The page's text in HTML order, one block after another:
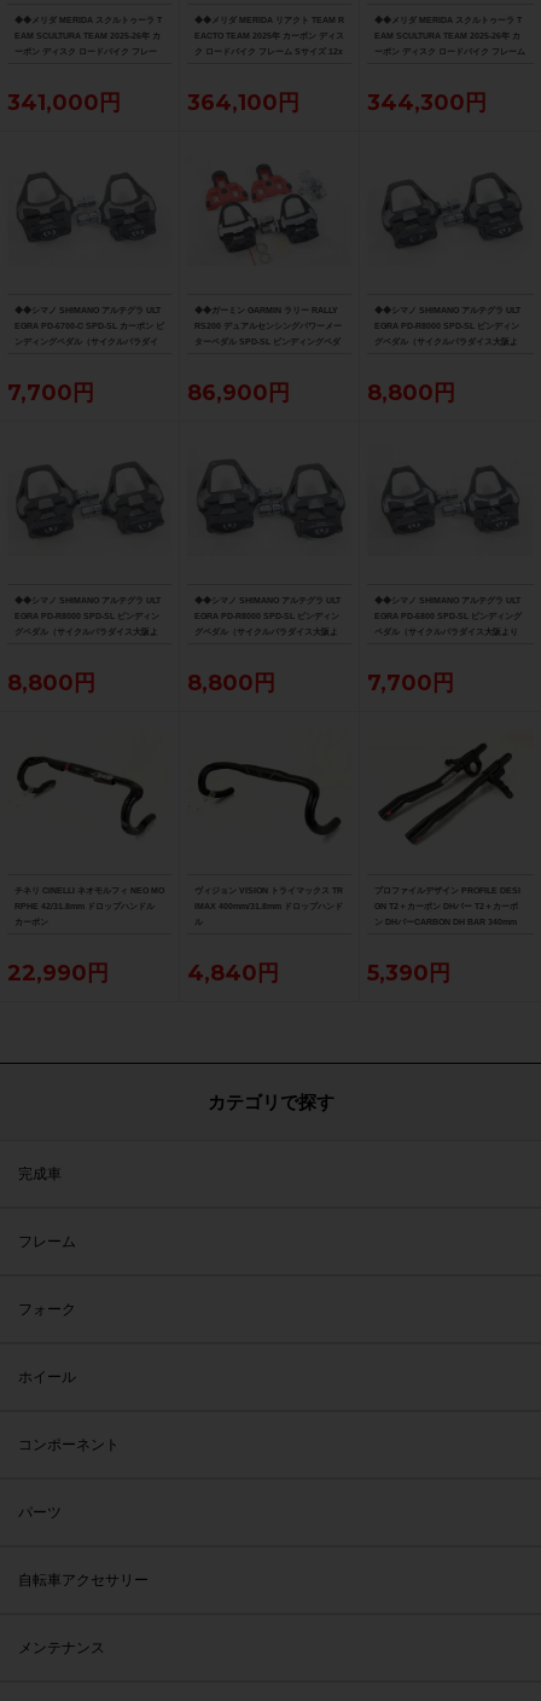
◆◆メリダ MERIDA スクルトゥーラ T
EAM SCULTURA TEAM 2025-26年 カ
ーボン ディスク ロードバイク フレー
341,000円
◆◆メリダ MERIDA リアクト TEAM R
EACTO TEAM 2025年 カーボン ディス
ク ロードバイク フレーム Sサイズ 12x
364,100円
◆◆メリダ MERIDA スクルトゥーラ T
EAM SCULTURA TEAM 2025-26年 カ
ーボン ディスク ロードバイク フレーム
344,300円
◆◆シマノ SHIMANO アルテグラ ULT
EGRA PD-6700-C SPD-SL カーボン ビ
ンディングペダル（サイクルパラダイ
7,700円
◆◆ガーミン GARMIN ラリー RALLY
RS200 デュアルセンシングパワーメー
ターペダル SPD-SL ビンディングペダ
86,900円
◆◆シマノ SHIMANO アルテグラ ULT
EGRA PD-R8000 SPD-SL ビンディン
グペダル（サイクルパラダイス大阪よ
8,800円
◆◆シマノ SHIMANO アルテグラ ULT
EGRA PD-R8000 SPD-SL ビンディン
グペダル（サイクルパラダイス大阪よ
8,800円
◆◆シマノ SHIMANO アルテグラ ULT
EGRA PD-R8000 SPD-SL ビンディン
グペダル（サイクルパラダイス大阪よ
8,800円
◆◆シマノ SHIMANO アルテグラ ULT
EGRA PD-6800 SPD-SL ビンディング
ペダル（サイクルパラダイス大阪より
7,700円
チネリ CINELLI ネオモルフィ NEO MO
RPHE 42/31.8mm ドロップハンドル
カーボン
22,990円
ヴィジョン VISION トライマックス TR
IMAX 400mm/31.8mm ドロップハンド
ル
4,840円
プロファイルデザイン PROFILE DESI
GN T2＋カーボン DHバー T2＋カーボ
ン DHバーCARBON DH BAR 340mm
5,390円
カテゴリで探す
完成車
フレーム
フォーク
ホイール
コンポーネント
パーツ
自転車アクセサリー
メンテナンス